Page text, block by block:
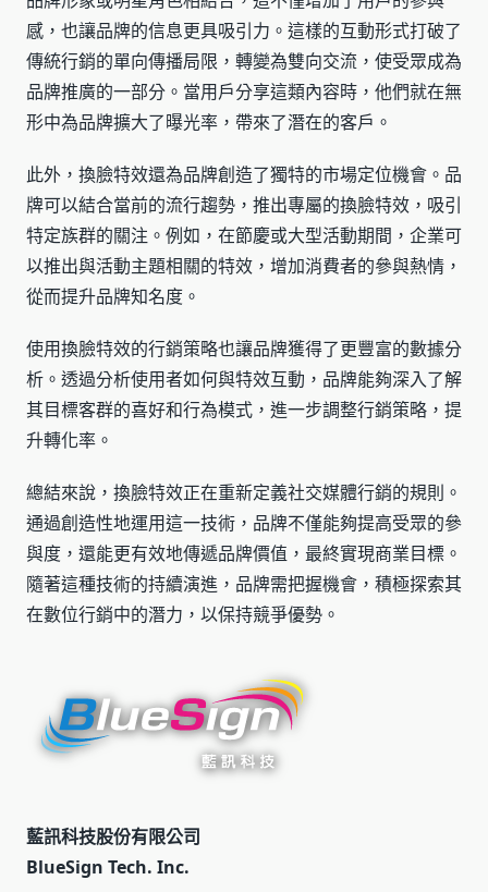
感，也讓品牌的信息更具吸引力。這樣的互動形式打破了
傳統行銷的單向傳播局限，轉變為雙向交流，使受眾成為
品牌推廣的一部分。當用戶分享這類內容時，他們就在無
形中為品牌擴大了曝光率，帶來了潛在的客戶。
此外，換臉特效還為品牌創造了獨特的市場定位機會。品
牌可以結合當前的流行趨勢，推出專屬的換臉特效，吸引
特定族群的關注。例如，在節慶或大型活動期間，企業可
以推出與活動主題相關的特效，增加消費者的參與熱情，
從而提升品牌知名度。
使用換臉特效的行銷策略也讓品牌獲得了更豐富的數據分
析。透過分析使用者如何與特效互動，品牌能夠深入了解
其目標客群的喜好和行為模式，進一步調整行銷策略，提
升轉化率。
總結來說，換臉特效正在重新定義社交媒體行銷的規則。
通過創造性地運用這一技術，品牌不僅能夠提高受眾的參
與度，還能更有效地傳遞品牌價值，最終實現商業目標。
隨著這種技術的持續演進，品牌需把握機會，積極探索其
在數位行銷中的潛力，以保持競爭優勢。
藍訊科技股份有限公司
BlueSign Tech. Inc.